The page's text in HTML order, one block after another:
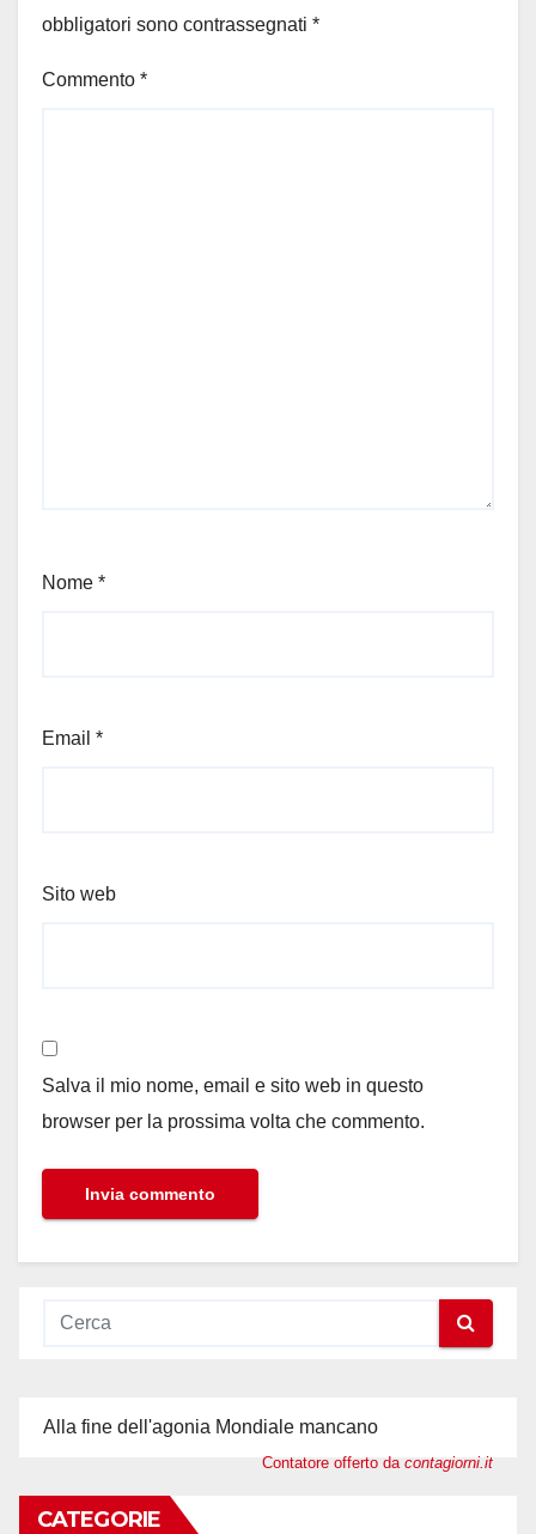
obbligatori sono contrassegnati *
Commento *
Nome *
Email *
Sito web
Salva il mio nome, email e sito web in questo
browser per la prossima volta che commento.
Alla fine dell'agonia Mondiale mancano
Contatore offerto da contagiorni.it
CATEGORIE